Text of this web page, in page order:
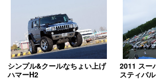
シンプル&クールなちょい上げ
ハマーH2
2011 スー
スティバ